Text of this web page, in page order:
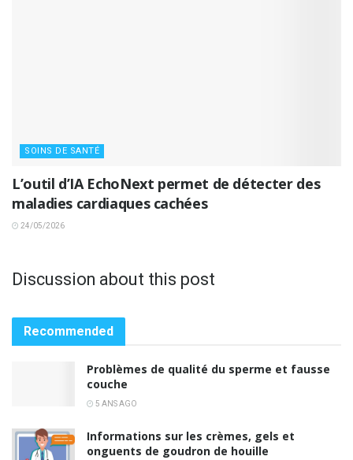
SOINS DE SANTÉ
L’outil d’IA EchoNext permet de détecter des
maladies cardiaques cachées
24/05/2026
Discussion about this post
Recommended
Problèmes de qualité du sperme et fausse
couche
5 ANS AGO
Informations sur les crèmes, gels et
onguents de goudron de houille